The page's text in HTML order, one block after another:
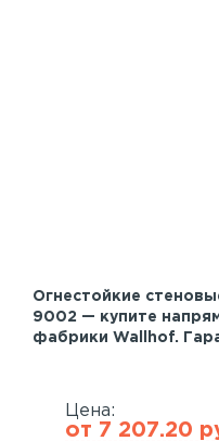
Шпонированные
Огнестойкие
9002 — купите
фабрики Wallhof.
Цена:
от 7 207.20